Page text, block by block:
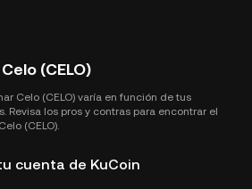
(CELO)
Celo (CELO) varía en función de tus
Revisa los pros y contras para encontrar el
(CELO).
cuenta de KuCoin